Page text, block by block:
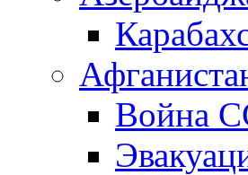
Война